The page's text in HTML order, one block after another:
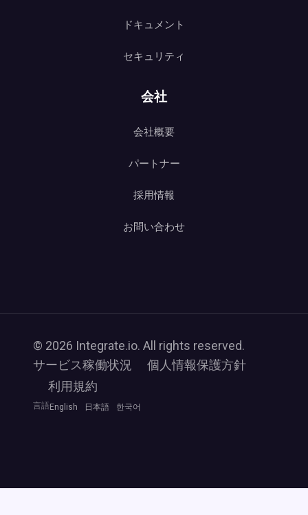
ドキュメント
セキュリティ
会社
会社概要
パートナー
採用情報
お問い合わせ
© 2026 Integrate.io. All rights reserved.
サービス稼働状況
個人情報保護方針
利用規約
言語 English 日本語 한국어